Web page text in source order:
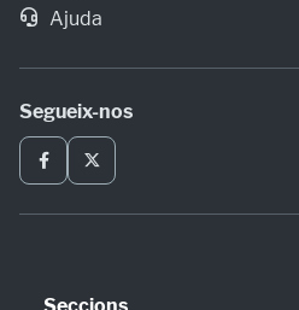
Ajuda
Segueix-nos